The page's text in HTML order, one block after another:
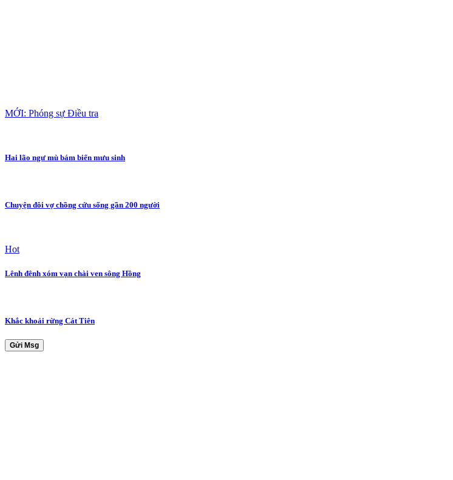
MỚI: Phóng sự Điều tra
Hai lão ngư mù bám biển mưu sinh
Chuyện đôi vợ chồng cứu sống gần 200 người
Hot
Lênh đênh xóm vạn chài ven sông Hồng
Khắc khoải rừng Cát Tiên
Gửi Msg